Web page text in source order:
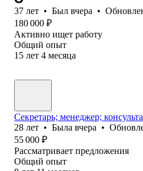
37 лет • Был вчера •
180 000 ₽
Активно ищет работу
Общий опыт
15 лет 4 месяца
Секретарь; менеджер;
28 лет • Была вчера •
55 000 ₽
Рассматривает предложения
Общий опыт